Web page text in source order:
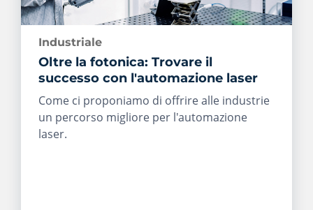
Industriale
Oltre la fotonica: Trovare il
successo con l'automazione laser
Come ci proponiamo di offrire alle industrie
un percorso migliore per l'automazione
laser.